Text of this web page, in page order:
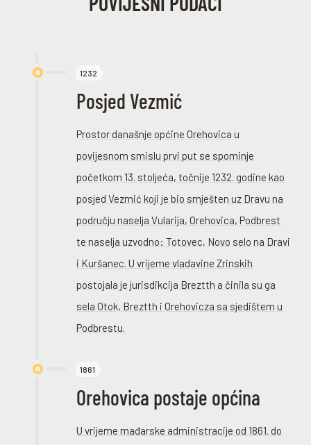
1232
Posjed Vezmić
Prostor današnje općine Orehovica u
povijesnom smislu prvi put se spominje
početkom 13. stoljeća, točnije 1232. godine kao
posjed Vezmić koji je bio smješten uz Dravu na
području naselja Vularija, Orehovica, Podbrest
te naselja uzvodno: Totovec, Novo selo na Dravi
i Kuršanec. U vrijeme vladavine Zrinskih
postojala je jurisdikcija Breztth a činila su ga
sela Otok, Breztth i Orehovicza sa sjedištem u
Podbrestu.
1861
Orehovica postaje općina
U vrijeme mađarske administracije od 1861. do